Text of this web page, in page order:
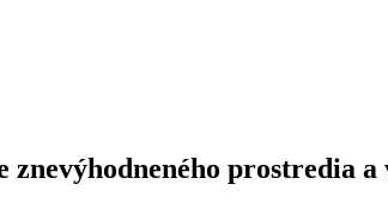
prostredia